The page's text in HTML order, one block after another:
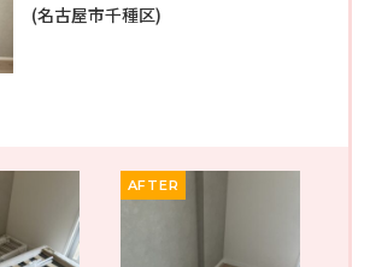
(名古屋市千種区)
AFTER